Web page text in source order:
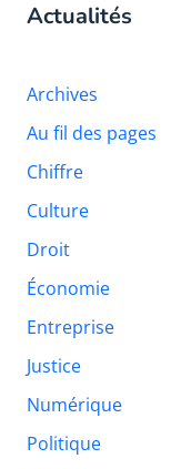
Actualités
Archives
Au fil des pages
Chiffre
Culture
Droit
Économie
Entreprise
Justice
Numérique
Politique